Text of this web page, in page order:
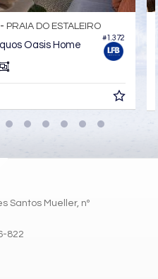
#1.372
PRAIA DO ESTALEIRO
Oasis Home
Santos Mueller, nº
822